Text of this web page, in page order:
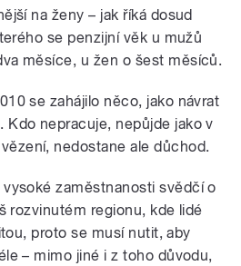
na ženy – jak říká dosud
se penzijní věk u mužů
měsíce, u žen o šest měsíců.
se zahájilo něco, jako návrat
Kdo nepracuje, nepůjde jako v
nedostane ale důchod.
zaměstnanosti svědčí o
rozvinutém regionu, kde lidé
proto se musí nutit, aby
– mimo jiné i z toho důvodu,